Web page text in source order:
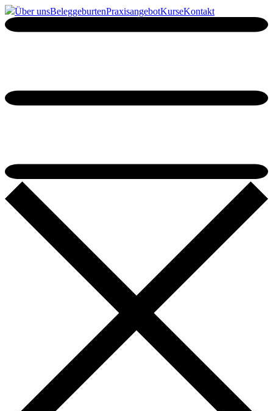
Über unsBeleggeburtenPraxisangebotKurseKontakt